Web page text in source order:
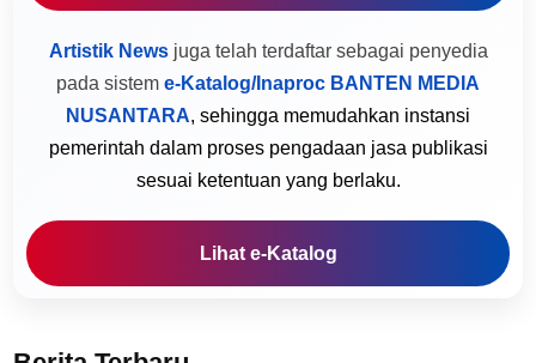
Artistik Newsjuga telah terdaftar sebagai penyedia
pada sistem e-Katalog/Inaproc BANTEN MEDIA
NUSANTARA, sehingga memudahkan instansi
pemerintah dalam proses pengadaan jasa publikasi
sesuai ketentuan yang berlaku.
Lihat e-Katalog